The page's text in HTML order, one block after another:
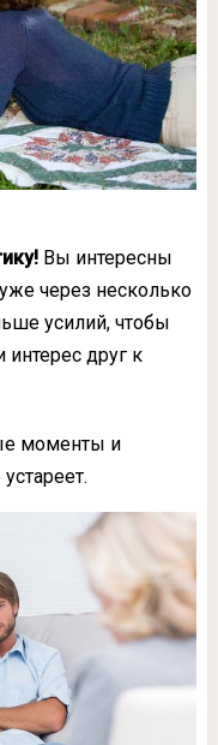
Вы интересны
через несколько
усилий, чтобы
интерес друг к
моменты и